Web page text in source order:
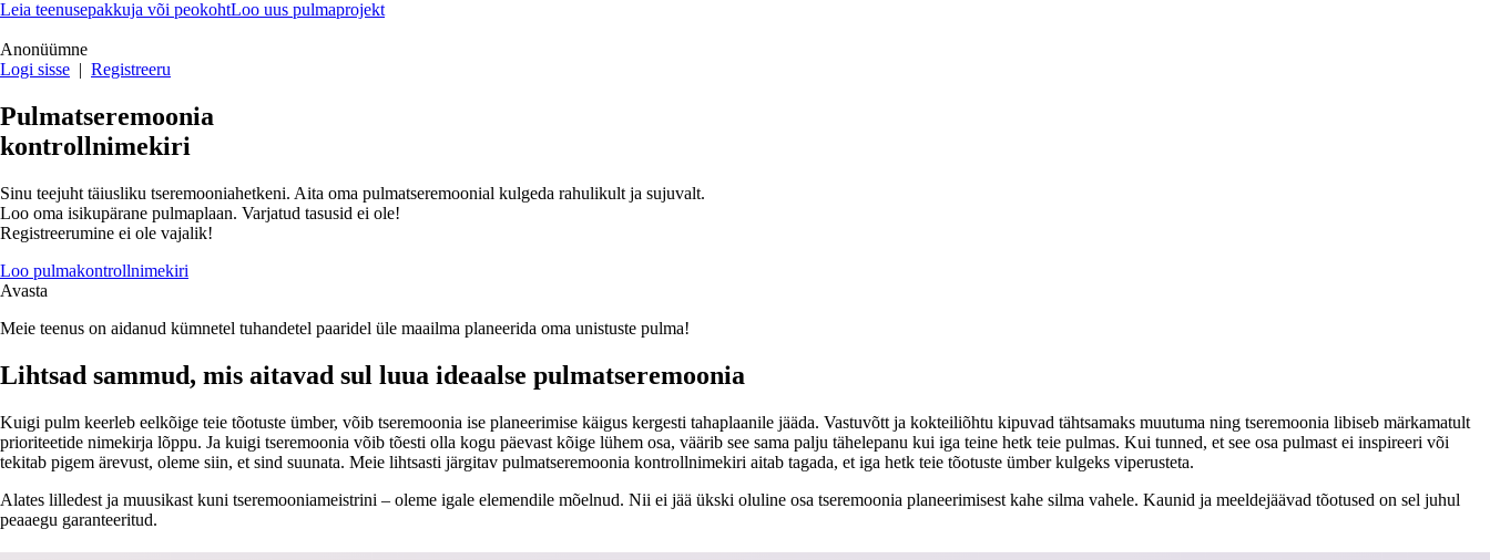
Leia teenusepakkuja või peokohtLoo uus pulmaprojekt
Anonüümne
Logi sisse | Registreeru
Pulmatseremoonia
kontrollnimekiri
Sinu teejuht täiusliku tseremooniahetkeni. Aita oma pulmatseremoonial kulgeda rahulikult ja sujuvalt.
Loo oma isikupärane pulmaplaan. Varjatud tasusid ei ole!
Registreerumine ei ole vajalik!
Loo pulmakontrollnimekiri
Avasta
Meie teenus on aidanud kümnetel tuhandetel paaridel üle maailma planeerida oma unistuste pulma!
Lihtsad sammud, mis aitavad sul luua ideaalse pulmatseremoonia
Kuigi pulm keerleb eelkõige teie tõotuste ümber, võib tseremoonia ise planeerimise käigus kergesti tahaplaanile jääda. Vastuvõtt ja kokteiliõhtu kipuvad tähtsamaks muutuma ning tseremoonia libiseb märkamatult
prioriteetide nimekirja lõppu. Ja kuigi tseremoonia võib tõesti olla kogu päevast kõige lühem osa, väärib see sama palju tähelepanu kui iga teine hetk teie pulmas. Kui tunned, et see osa pulmast ei inspireeri või
tekitab pigem ärevust, oleme siin, et sind suunata. Meie lihtsasti järgitav pulmatseremoonia kontrollnimekiri aitab tagada, et iga hetk teie tõotuste ümber kulgeks viperusteta.
Alates lilledest ja muusikast kuni tseremooniameistrini – oleme igale elemendile mõelnud. Nii ei jää ükski oluline osa tseremoonia planeerimisest kahe silma vahele. Kaunid ja meeldejäävad tõotused on sel juhul
peaaegu garanteeritud.